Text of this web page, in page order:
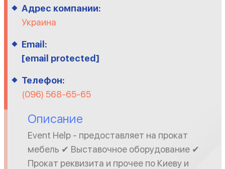
Адрес компании:
Украина
Email:
[email protected]
Телефон:
(096) 568-65-65
Описание
Event Help - предоставляет на прокат
мебель ✔ Выставочное оборудование ✔
Прокат реквизита и прочее по Киеву и